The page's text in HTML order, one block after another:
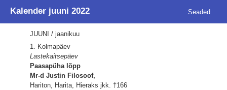
Kalender juuni 2022 Seaded
JUUNI / jaanikuu
1. Kolmapäev
Lastekaitsepäev
Paasapüha lõpp
Mr-d Justin Filosoof,
Hariton, Harita, Hieraks jkk. †166